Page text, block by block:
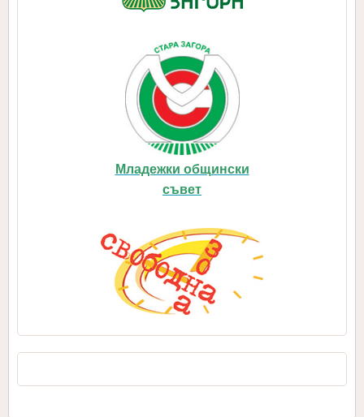
Младежки общински
съвет